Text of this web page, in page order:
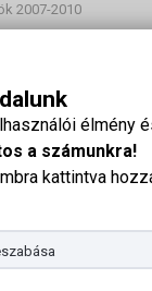
élmény
a számunkra!
kattintva
2007-2010
mérnök